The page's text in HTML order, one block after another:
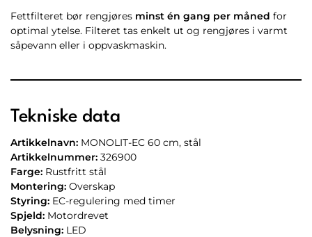
Fettfilteret bør rengjøres minst én gang per måned for
optimal ytelse. Filteret tas enkelt ut og rengjøres i varmt
såpevann eller i oppvaskmaskin.
Tekniske data
Artikkelnavn: MONOLIT-EC 60 cm, stål
Artikkelnummer: 326900
Farge: Rustfritt stål
Montering: Overskap
Styring: EC-regulering med timer
Spjeld: Motordrevet
Belysning: LED